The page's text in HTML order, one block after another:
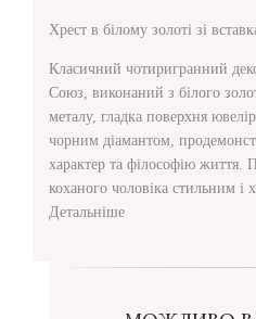
Хрест в білому золоті зі
Класичний чотиригранний
Союз, виконаний з білого
металу, гладка поверхня
чорним діамантом,
характер та філософію життя.
коханого чоловіка стильним і
Детальніше